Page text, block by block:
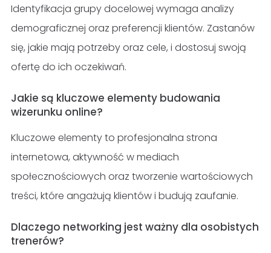
Identyfikacja grupy docelowej wymaga analizy
demograficznej oraz preferencji klientów. Zastanów
się, jakie mają potrzeby oraz cele, i dostosuj swoją
ofertę do ich oczekiwań.
Jakie są kluczowe elementy budowania
wizerunku online?
Kluczowe elementy to profesjonalna strona
internetowa, aktywność w mediach
społecznościowych oraz tworzenie wartościowych
treści, które angażują klientów i budują zaufanie.
Dlaczego networking jest ważny dla osobistych
trenerów?